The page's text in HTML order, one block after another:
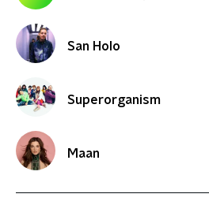
San Holo
Superorganism
Maan